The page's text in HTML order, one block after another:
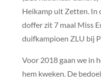
Heikamp uit Zetten. In
doffer zit 7 maal Miss
duifkampioen ZLU bij
Voor 2018 gaan we in
hem kweken. De